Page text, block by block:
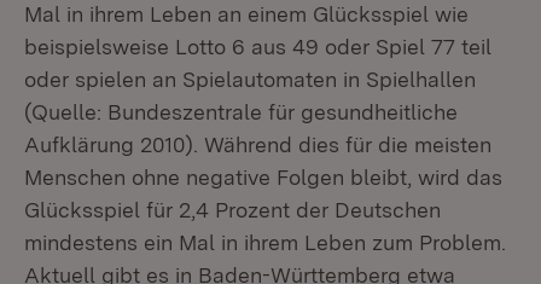
Mal in ihrem Leben an einem Glücksspiel wie
beispielsweise Lotto 6 aus 49 oder Spiel 77 teil
oder spielen an Spielautomaten in Spielhallen
(Quelle: Bundeszentrale für gesundheitliche
Aufklärung 2010). Während dies für die meisten
Menschen ohne negative Folgen bleibt, wird das
Glücksspiel für 2,4 Prozent der Deutschen
mindestens ein Mal in ihrem Leben zum Problem.
Aktuell gibt es in Baden-Württemberg etwa